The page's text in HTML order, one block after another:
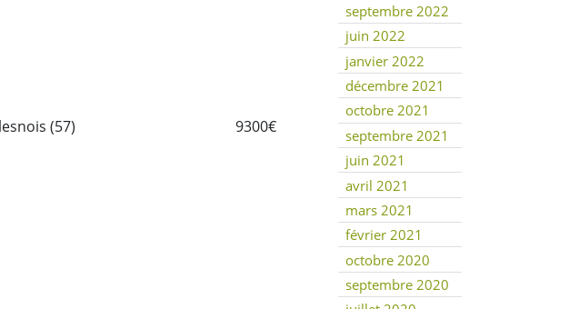
(57) 9300€
septembre 2022
juin 2022
janvier 2022
décembre 2021
octobre 2021
septembre 2021
juin 2021
avril 2021
mars 2021
février 2021
octobre 2020
septembre 2020